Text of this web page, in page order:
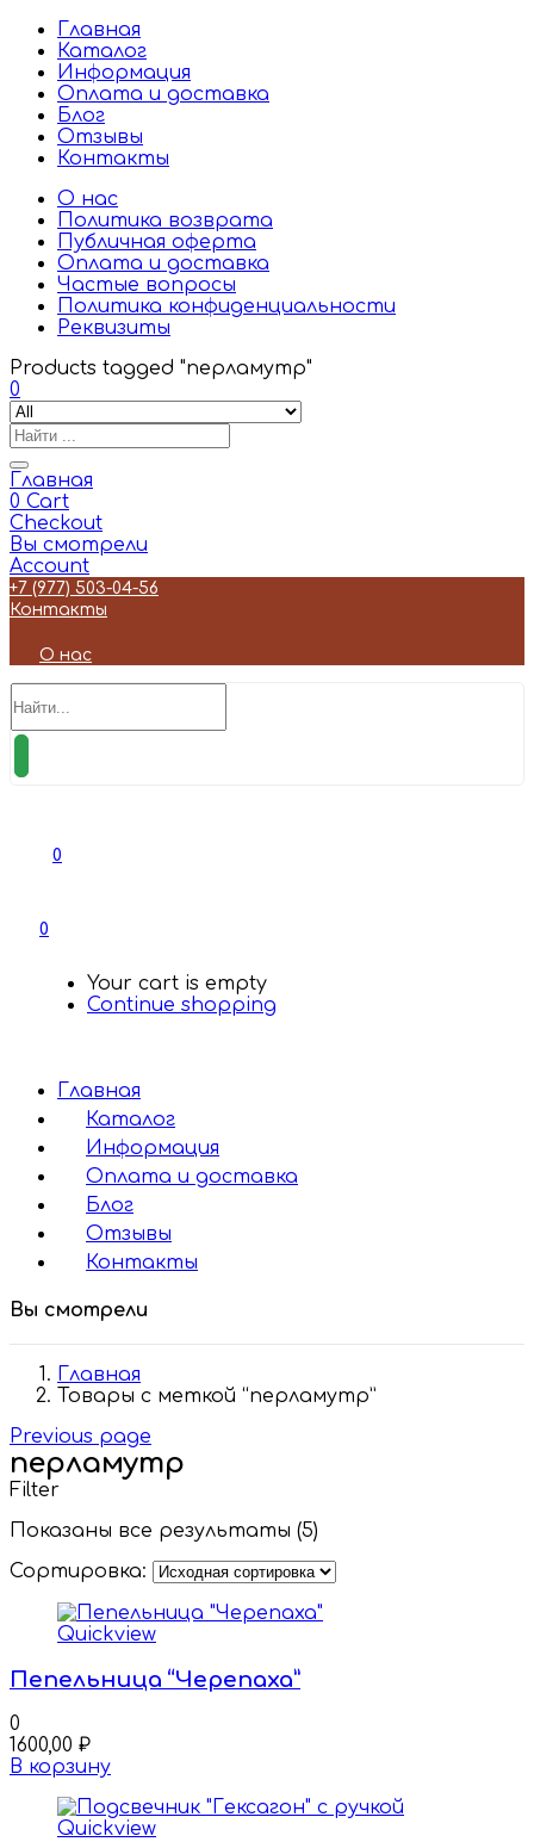
Главная
Каталог
Информация
Оплата и доставка
Блог
Отзывы
Контакты
О нас
Политика возврата
Публичная оферта
Оплата и доставка
Частые вопросы
Политика конфиденциальности
Реквизиты
Products tagged "перламутр"
0
Главная
0 Cart
Checkout
Вы смотрели
Account
+7 (977) 503-04-56
Контакты
О нас
0
0
Your cart is empty
Continue shopping
Главная
Каталог
Информация
Оплата и доставка
Блог
Отзывы
Контакты
Вы смотрели
Главная
Товары с меткой “перламутр”
Previous page
перламутр
Filter
Показаны все результаты (5)
Сортировка:
Quickview
Пепельница “Черепаха”
0
1600,00 ₽
В корзину
Quickview